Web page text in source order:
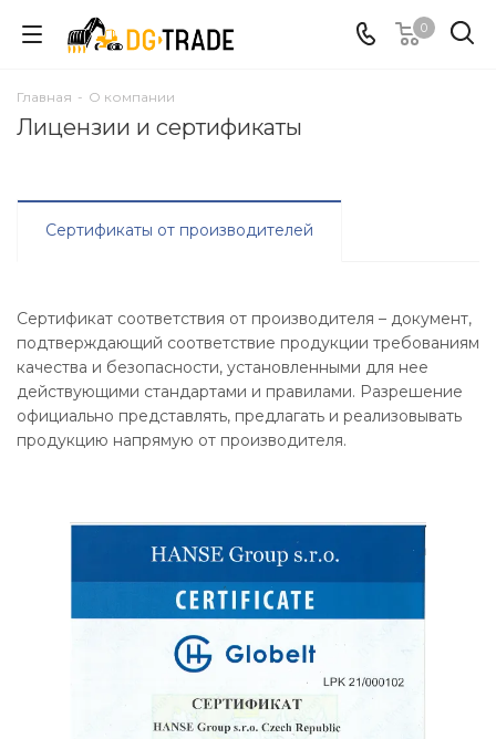
0
Главная - О компании
Лицензии и сертификаты
Сертификаты от производителей
Сертификат соответствия от производителя – документ,
подтверждающий соответствие продукции требованиям
качества и безопасности, установленными для нее
действующими стандартами и правилами. Разрешение
официально представлять, предлагать и реализовывать
продукцию напрямую от производителя.